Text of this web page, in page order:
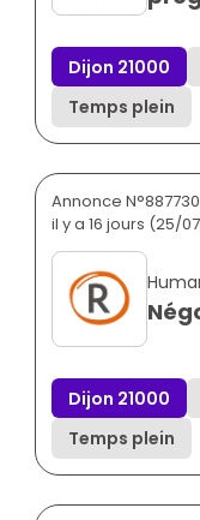
Dijon 21000
Temps plein
Annonce
il y a 16 jours (25/
Dijon 21000
Temps plein